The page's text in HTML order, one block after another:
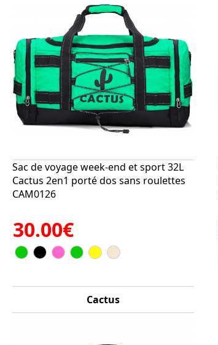
Sac de voyage week-end et sport 32L
Cactus 2en1 porté dos sans roulettes
CAM0126
30.00€
Cactus